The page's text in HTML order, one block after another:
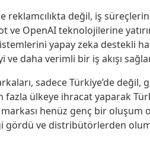
reklamcılıkta değil, iş
ve OpenAI teknolojilerine
yapay zeka destekli
daha verimli bir iş akışı
sadece Türkiye’de
fazla ülkeye ihracat yaparak
henüz genç bir oluşum
gördü ve distribütörlerden